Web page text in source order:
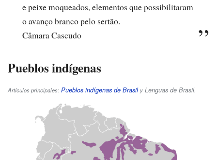
e peixe moqueados, elementos que possibilitaram
o avanço branco pelo sertão.
Câmara Cascudo
Pueblos indígenas
Artículos principales: Pueblos indígenas de Brasil y Lenguas de Brasil.